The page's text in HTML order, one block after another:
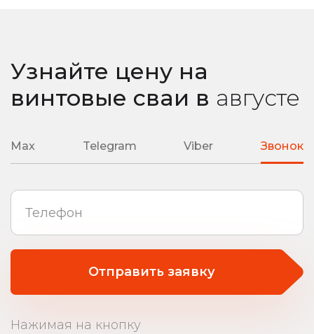
любая сложность вашего объекта
Узнайте цену на
винтовые сваи в августе
Max Telegram Viber Звонок
Отправить заявку
Нажимая на кнопку